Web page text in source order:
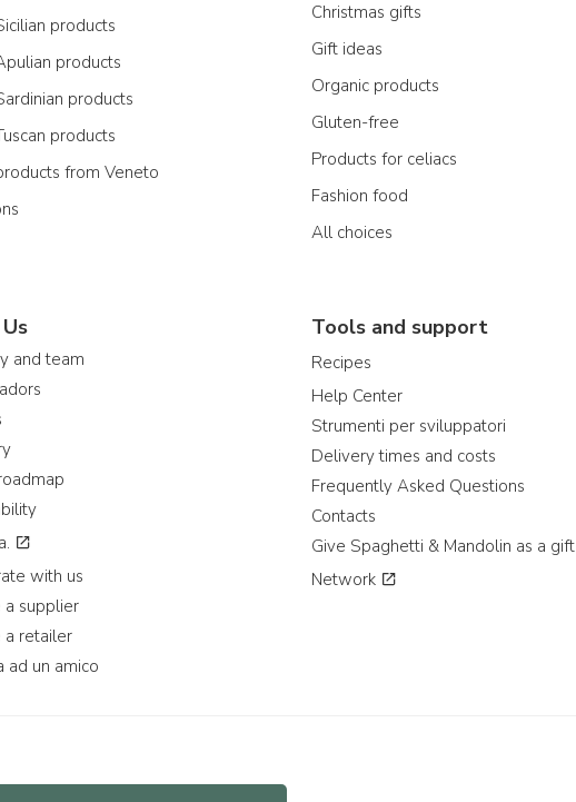
products
products
products
products
from Veneto
Christmas gifts
Gift ideas
Organic products
Gluten-free
Products for celiacs
Fashion food
All choices
and team
with us
a supplier
a retailer
ad un amico
Tools and support
Recipes
Help Center
Strumenti per sviluppatori
Delivery times and costs
Frequently Asked Questions
Contacts
Give Spaghetti & Mandolin as a gift
Network